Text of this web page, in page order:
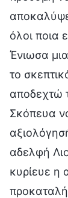
όλοι ποια
Ένιωσα
το
αποδεχτώ
Σκόπευα να
αδελφή
κυρίευε η